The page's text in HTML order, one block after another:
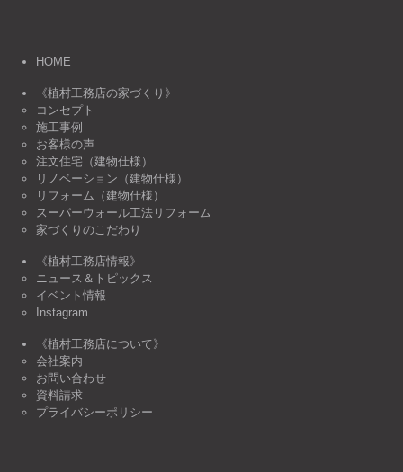
HOME
《植村工務店の家づくり》
コンセプト
施工事例
お客様の声
注文住宅（建物仕様）
リノベーション（建物仕様）
リフォーム（建物仕様）
スーパーウォール工法リフォーム
家づくりのこだわり
《植村工務店情報》
ニュース＆トピックス
イベント情報
Instagram
《植村工務店について》
会社案内
お問い合わせ
資料請求
プライバシーポリシー